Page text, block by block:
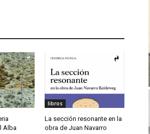
Alba
libros
La sección resonante en la
obra de Juan Navarro